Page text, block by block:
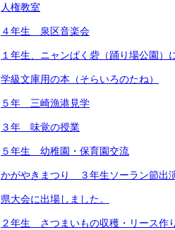
人権教室
４年生 泉区音楽会
１年生、ニャンぱく砦（踊り場公園）
学級文庫用の本（そらいろのたね）
５年 三崎漁港見学
３年 味覚の授業
５年生 幼稚園・保育園交流
かがやきまつり ３年生ソーラン節出
県大会に出場しました。
２年生 さつまいもの収穫・リース作